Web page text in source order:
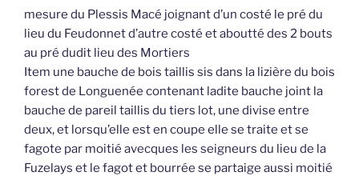
mesure du Plessis Macé joignant d’un costé le pré du
lieu du Feudonnet d’autre costé et aboutté des 2 bouts
au pré dudit lieu des Mortiers
Item une bauche de bois taillis sis dans la lizière du bois
forest de Longuenée contenant ladite bauche joint la
bauche de pareil taillis du tiers lot, une divise entre
deux, et lorsqu’elle est en coupe elle se traite et se
fagote par moitié avecques les seigneurs du lieu de la
Fuzelays et le fagot et bourrée se partaige aussi moitié